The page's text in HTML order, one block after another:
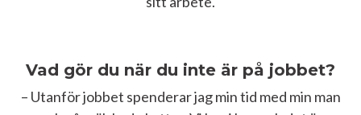
Vad gör du när du inte är på jobbet?
– Utanför jobbet spenderar jag min tid med min man